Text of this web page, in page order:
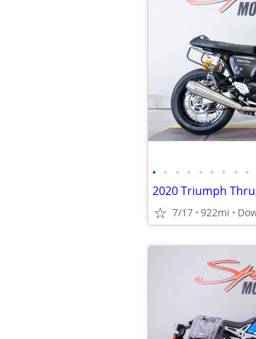
• • • • • • • • •
2020 Triumph
7/17 922mi